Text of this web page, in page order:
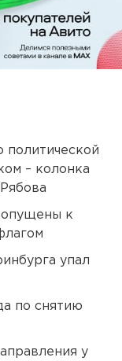
политической
– колонка
к
упал
по снятию
у